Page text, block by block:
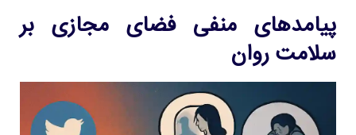
پیامدهای منفی فضای مجازی بر
سلامت روان